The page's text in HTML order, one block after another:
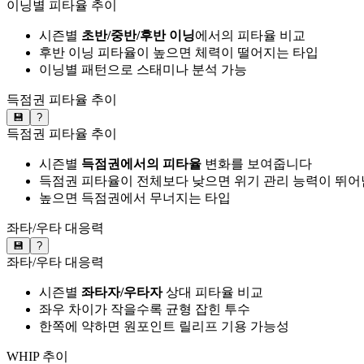
이닝별 피타율 추이
시즌별 초반/중반/후반 이닝에서의 피타율 비교
후반 이닝 피타율이 높으면 체력이 떨어지는 타입
이닝별 패턴으로 스태미나 분석 가능
득점권 피타율 추이
💾 ?
득점권 피타율 추이
시즌별 득점권에서의 피타율 변화를 보여줍니다
득점권 피타율이 전체보다 낮으면 위기 관리 능력이 뛰어
높으면 득점권에서 무너지는 타입
좌타/우타 대응력
💾 ?
좌타/우타 대응력
시즌별 좌타자/우타자상대 피타율 비교
좌우 차이가 작을수록 균형 잡힌 투수
한쪽에 약하면 원포인트 릴리프 기용 가능성
WHIP 추이